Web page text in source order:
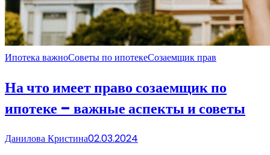
Ипотека важноСоветы по ипотекеСозаемщик прав
На что имеет право созаемщик по
ипотеке – важные аспекты и советы
Данилова Кристина02.03.2024